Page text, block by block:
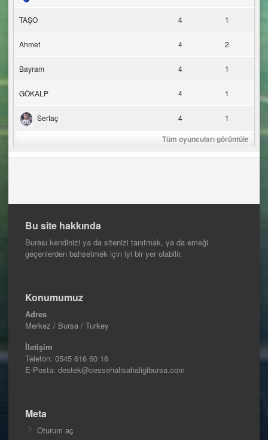
TAŞO 4 1
Ahmet 4 2
Bayram 4 1
GÖKALP 4 1
Sertaç 4 1
Tüm oyuncuları görüntüle
Bu site hakkında
Burası kendinizi ya da sitenizi tanıtmak, ya da emeği
geçenlerden bahsetmek için iyi bir yer olabilir.
Konumumuz
Adres
Merkez / Bursa / Turkey
İletişim
Telefon: 0545 616 60 16
E-Posta: destek@cessehalisahaligibursa.com
Meta
Oturum aç